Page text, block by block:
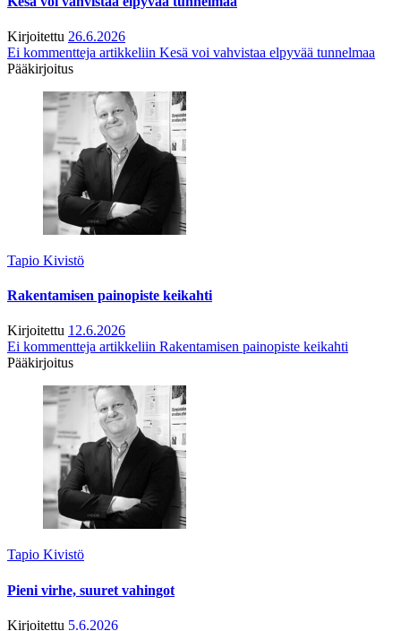
Kirjoitettu 26.6.2026
Ei kommentteja artikkeliin Kesä voi vahvistaa elpyvää tunnelmaa
Pääkirjoitus
Tapio Kivistö
Rakentamisen painopiste keikahti
Kirjoitettu 12.6.2026
Ei kommentteja artikkeliin Rakentamisen painopiste keikahti
Pääkirjoitus
Tapio Kivistö
Pieni virhe, suuret vahingot
Kirjoitettu 5.6.2026